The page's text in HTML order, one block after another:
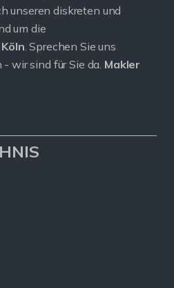
unseren diskreten und
um die
. Sprechen Sie uns
wir sind für Sie da. Makler